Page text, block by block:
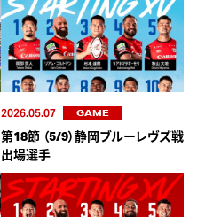
2026.05.07 GAME
第18節 （5/9）静岡ブルーレヴズ戦
出場選手